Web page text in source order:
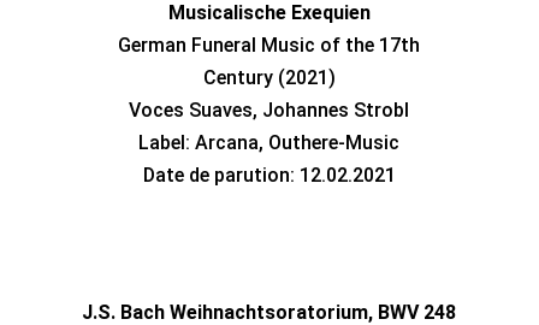
Musicalische Exequien
German Funeral Music of the 17th
Century (2021)
Voces Suaves, Johannes Strobl
Label: Arcana, Outhere-Music
Date de parution: 12.02.2021
J.S. Bach Weihnachtsoratorium, BWV 248